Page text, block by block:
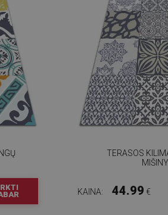
TERASOS
KAINA: 44.99 €